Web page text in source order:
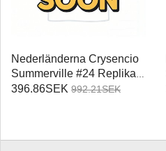
Nederländerna Crysencio
Summerville #24 Replika
Hemmatröja Damer VM
396.86SEK 992.21SEK